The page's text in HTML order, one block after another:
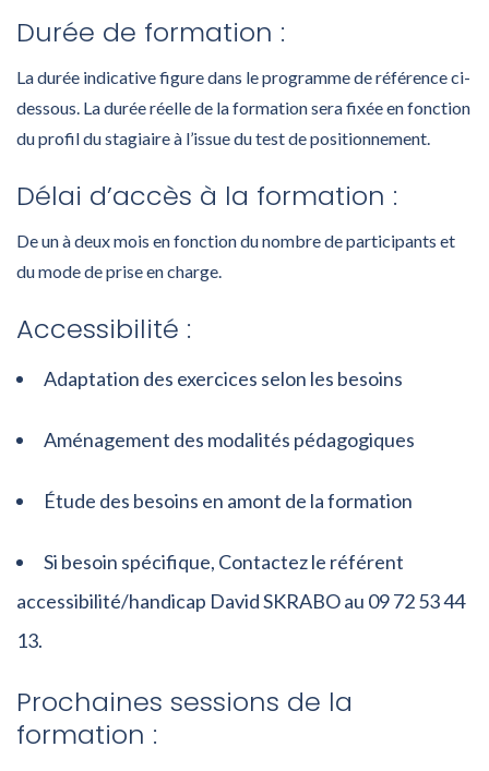
Durée de formation :
La durée indicative figure dans le programme de référence ci-
dessous. La durée réelle de la formation sera fixée en fonction
du profil du stagiaire à l’issue du test de positionnement.
Délai d’accès à la formation :
De un à deux mois en fonction du nombre de participants et
du mode de prise en charge.
Accessibilité :
Adaptation des exercices selon les besoins
Aménagement des modalités pédagogiques
Étude des besoins en amont de la formation
Si besoin spécifique, Contactez le référent
accessibilité/handicap David SKRABO au 09 72 53 44
13.
Prochaines sessions de la
formation :